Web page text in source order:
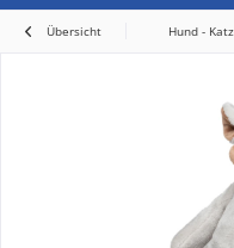
Übersicht Hund -